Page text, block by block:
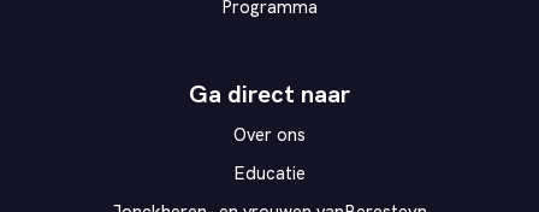
Programma
Ga direct naar
Over ons
Educatie